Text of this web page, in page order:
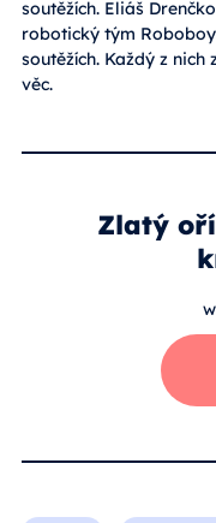
soutěžích. Eliáš
robotický tým
soutěžích. Každý z
věc.
Zlatý